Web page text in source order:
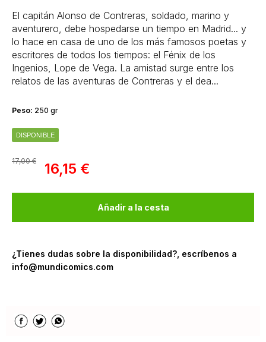
El capitán Alonso de Contreras, soldado, marino y
aventurero, debe hospedarse un tiempo en Madrid... y
lo hace en casa de uno de los más famosos poetas y
escritores de todos los tiempos: el Fénix de los
Ingenios, Lope de Vega. La amistad surge entre los
relatos de las aventuras de Contreras y el dea...
Peso: 250 gr
DISPONIBLE
17,00 € 16,15 €
Añadir a la cesta
¿Tienes dudas sobre la disponibilidad?, escríbenos a
info@mundicomics.com